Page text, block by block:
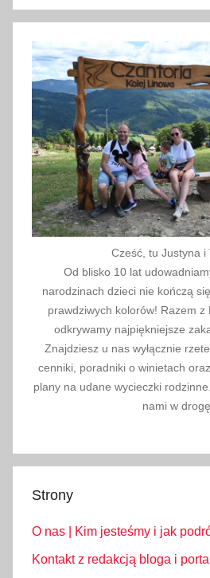
t
i
a
2
2
2
Cześć, tu Justyna i
Od blisko 10 lat
narodzinach dzieci nie kończą
prawdziwych kolorów! Razem z
odkrywamy najpiękniejsze
Znajdziesz u nas wyłącznie
cenniki, poradniki o winietach
plany na udane wycieczki
nami w
Strony
O nas | Kim jesteśmy i jak
Kontakt z redakcją bloga i